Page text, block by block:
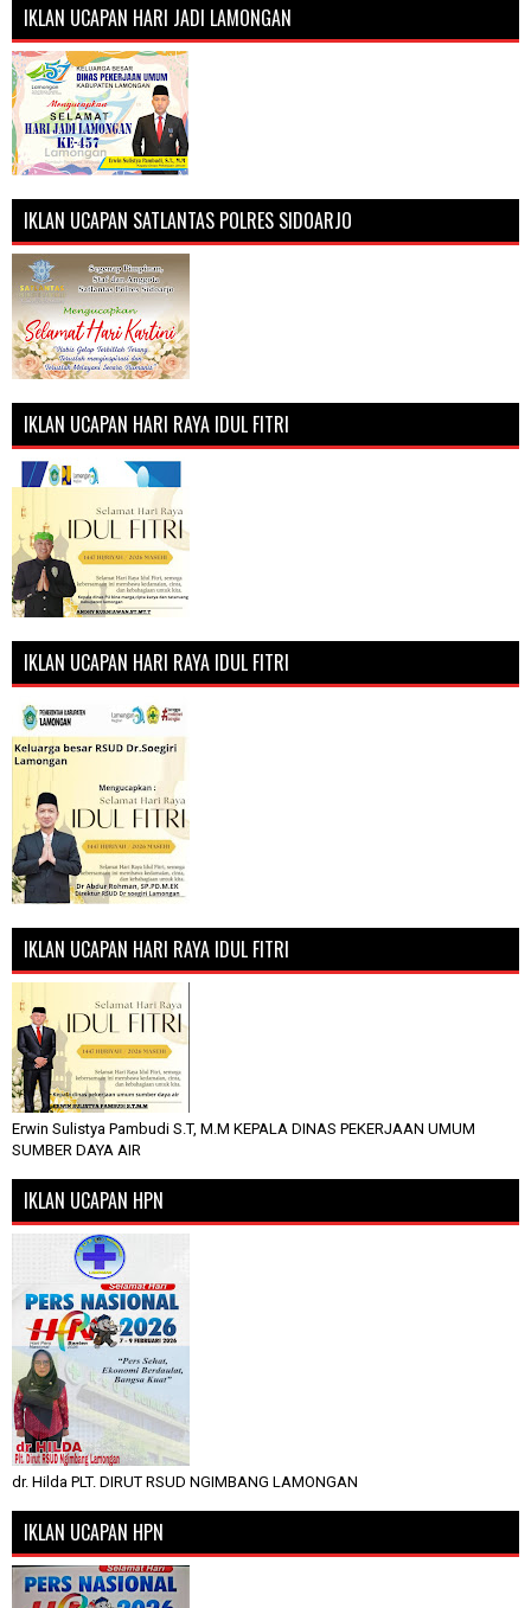
IKLAN UCAPAN HARI JADI LAMONGAN
IKLAN UCAPAN SATLANTAS POLRES SIDOARJO
IKLAN UCAPAN HARI RAYA IDUL FITRI
IKLAN UCAPAN HARI RAYA IDUL FITRI
IKLAN UCAPAN HARI RAYA IDUL FITRI
Erwin Sulistya Pambudi S.T, M.M KEPALA DINAS PEKERJAAN UMUM
SUMBER DAYA AIR
IKLAN UCAPAN HPN
dr. Hilda PLT. DIRUT RSUD NGIMBANG LAMONGAN
IKLAN UCAPAN HPN